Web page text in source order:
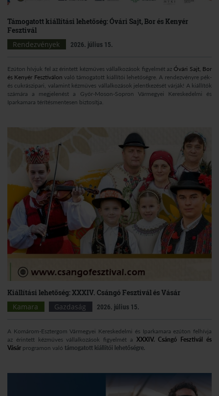
Támogatott kiállítási lehetőség: Óvári Sajt, Bor és Kenyér
Fesztivál
Rendezvények
2026. július 15.
Ezúton hívjuk fel az érintett kézműves vállalkozások figyelmét az Óvári Sajt, Bor
és Kenyér Fesztiválon való támogatott kiállítói lehetőségre. A rendezvényre pék-
és cukrászipari, valamint kézműves vállalkozások jelentkezését várják! A kiállítók
számára a megjelenést a Győr-Moson-Sopron Vármegyei Kereskedelmi és
Iparkamara térítésmentesen biztosítja.
Kiállítási lehetőség: XXXIV. Csángó Fesztivál és Vásár
Kamara
Gazdaság 2026. július 15.
A Komárom-Esztergom Vármegyei Kereskedelmi és Iparkamara ezúton felhívja
az érintett kézműves vállalkozások figyelmét a XXXIV. Csángó Fesztivál és
Vásár programon való támogatott kiállítói lehetőségre.